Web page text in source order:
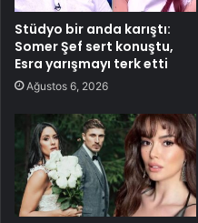
Stüdyo bir anda karıştı:
Somer Şef sert konuştu,
Esra yarışmayı terk etti
Ağustos 6, 2026